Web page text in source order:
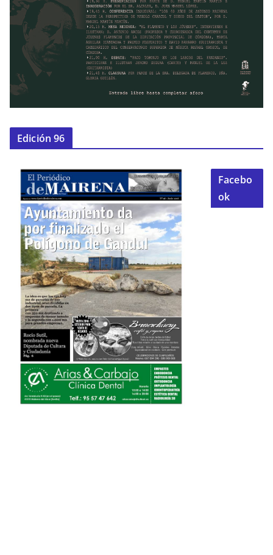
Edición 96
Facebo
ok